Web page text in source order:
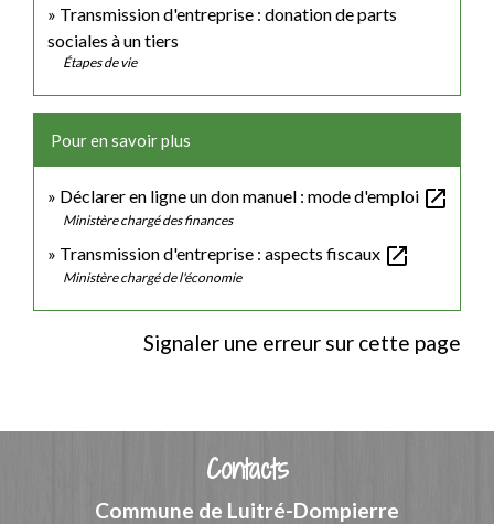
Transmission d'entreprise : donation de parts
sociales à un tiers
Étapes de vie
Pour en savoir plus
Déclarer en ligne un don manuel : mode d'emploi open_in_new
Ministère chargé des finances
Transmission d'entreprise : aspects fiscaux open_in_new
Ministère chargé de l'économie
Signaler une erreur sur cette page
Contacts
Commune de Luitré-Dompierre